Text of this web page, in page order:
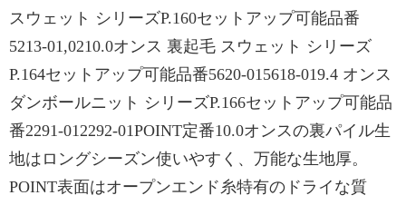
スウェット シリーズP.160セットアップ可能品番
5213-01,0210.0オンス 裏起毛 スウェット シリーズ
P.164セットアップ可能品番5620-015618-019.4 オンス
ダンボールニット シリーズP.166セットアップ可能品
番2291-012292-01POINT定番10.0オンスの裏パイル生
地はロングシーズン使いやすく、万能な生地厚。
POINT表面はオープンエンド糸特有のドライな質